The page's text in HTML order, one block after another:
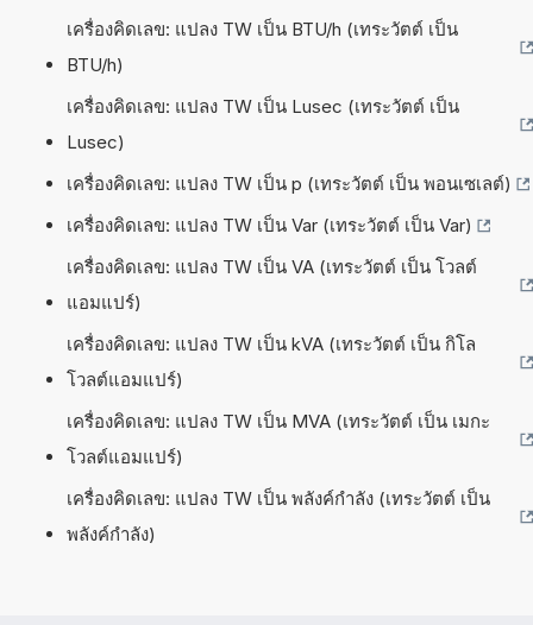
เครื่องคิดเลข: แปลง TW เป็น BTU/h (เทระวัตต์ เป็น
BTU/h)
เครื่องคิดเลข: แปลง TW เป็น Lusec (เทระวัตต์ เป็น
Lusec)
เครื่องคิดเลข: แปลง TW เป็น p (เทระวัตต์ เป็น พอนเซเลต์)
เครื่องคิดเลข: แปลง TW เป็น Var (เทระวัตต์ เป็น Var)
เครื่องคิดเลข: แปลง TW เป็น VA (เทระวัตต์ เป็น โวลต์
แอมแปร์)
เครื่องคิดเลข: แปลง TW เป็น kVA (เทระวัตต์ เป็น กิโล
โวลต์แอมแปร์)
เครื่องคิดเลข: แปลง TW เป็น MVA (เทระวัตต์ เป็น เมกะ
โวลต์แอมแปร์)
เครื่องคิดเลข: แปลง TW เป็น พลังค์กำลัง (เทระวัตต์ เป็น
พลังค์กำลัง)